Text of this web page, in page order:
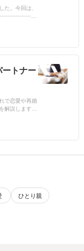
。今回は、
トナー
で恋愛や再婚
説します。
ひとり親